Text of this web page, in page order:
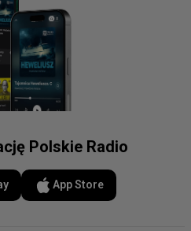
Polskie Radio
App Store